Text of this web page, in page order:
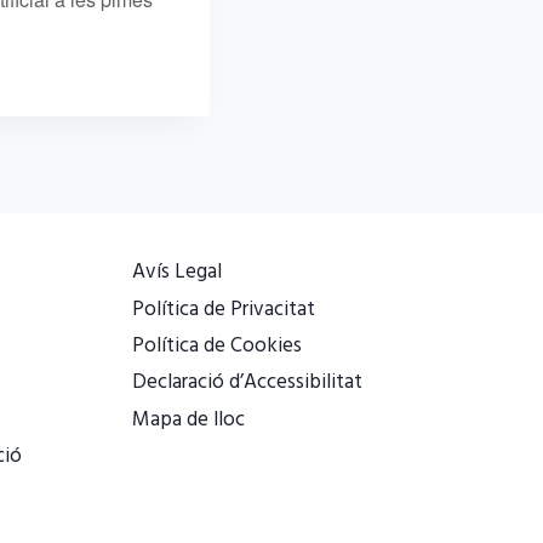
Avís Legal
Política de Privacitat
Política de Cookies
Declaració d’Accessibilitat
Mapa de lloc